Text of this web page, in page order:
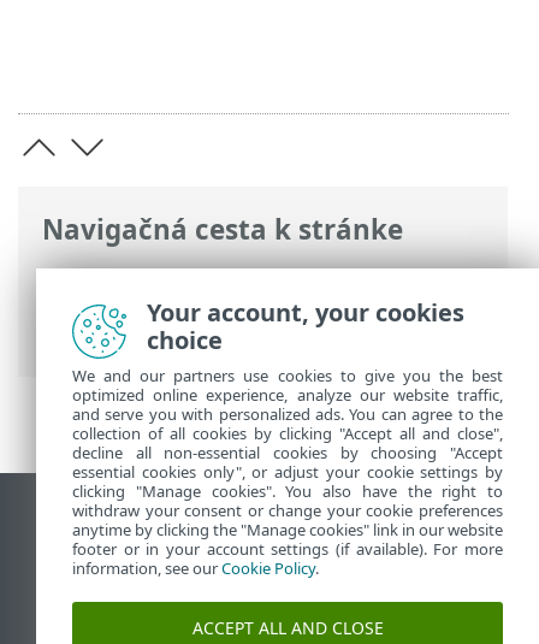
Navigačná cesta k stránke
ESET Online pomocník>ESET Endpoint
Security >Špecifikácie > Podporované
jazyky
Zobraziť stránku ako na počítači
End of Life
Databáza znalostí ESET
ESET Fórum
Your account, your cookies
choice
We and our partners use cookies to give you the best
optimized online experience, analyze our website traffic,
and serve you with personalized ads. You can agree to the
collection of all cookies by clicking "Accept all and close",
decline all non-essential cookies by choosing "Accept
essential cookies only", or adjust your cookie settings by
clicking "Manage cookies". You also have the right to
withdraw your consent or change your cookie preferences
anytime by clicking the "Manage cookies" link in our website
footer or in your account settings (if available). For more
information, see ourCookie Policy.
ACCEPT ALL AND CLOSE